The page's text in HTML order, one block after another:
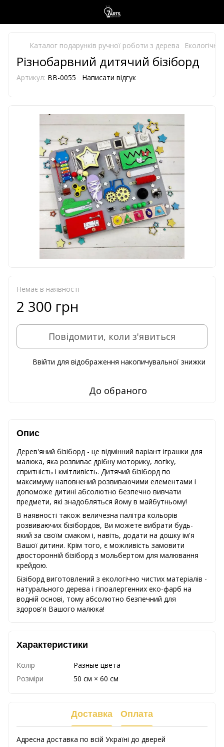
Каталог подарунків ручної роботи з дерева
Різнобарвний дитячий бізіборд
Артикул: BB-0055 Написати відгук
Немає в наявності
2 300 грн
Повідомити, коли з'явиться
Ввійти для відображення накопичувальної знижки
До обраного
Опис
Дерев'яний бізіборд - це відмінний варіант іграшки для
малюка, яка розвиває дрібну моторику, логіку,
спритність і кмітливість. Дитячий бізіборд по
максимуму наповнений розвиваючими елементами і
допоможе дитині абсолютно безпечно вивчати
предмети, які знадобляться йому в майбутньому!
В наявності також величезна палітра кольорів
розвиваючих бізібордов, Ви можете вибрати будь-
який за своїм смаком і, навіть, додати на дошку ім'я
Вашої дитини. Крім того, є можливість замовити
двосторонній бізіборд з мольбертом для малювання
крейдою.
Бізіборд виготовлений з екологічно чистих матеріалів -
натурального дерева і гіпоалергенних еко-фарб на
водній основі, тому абсолютно безпечний для
здоров'я Вашого малюка!
Характеристики
Колір
Разные цвета
Розміри
50 см × 60 см
Доставка Оплата
Адресна доставка по всій Україні до дверей